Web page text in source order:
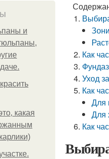
и
какая
Как
Уход
Как
Для
Для
Как